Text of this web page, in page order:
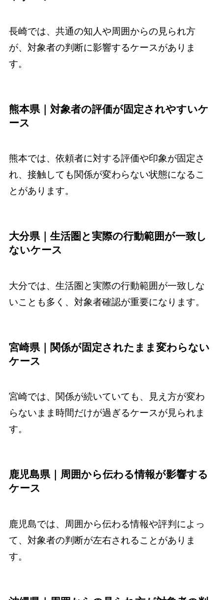
長崎では、共通の知人や周囲からの見られ方
が、対象者の判断に影響するケースがありま
す。
熊本県｜対象者の評価が固定されやすいケ
ース
熊本では、依頼者に対する評価や印象が固定さ
れ、接触しても関係が変わらない状態になるこ
とがあります。
大分県｜生活圏と実際の行動範囲が一致し
ないケース
大分では、生活圏と実際の行動範囲が一致しな
いことも多く、対象者確認が重要になります。
宮崎県｜関係が固定されたまま変わらない
ケース
宮崎では、関係が続いていても、見え方が変わ
らないまま時間だけが過ぎるケースが見られま
す。
鹿児島県｜周囲から伝わる情報が影響する
ケース
鹿児島では、周囲から伝わる情報や評判によっ
て、対象者の判断が左右されることがありま
す。